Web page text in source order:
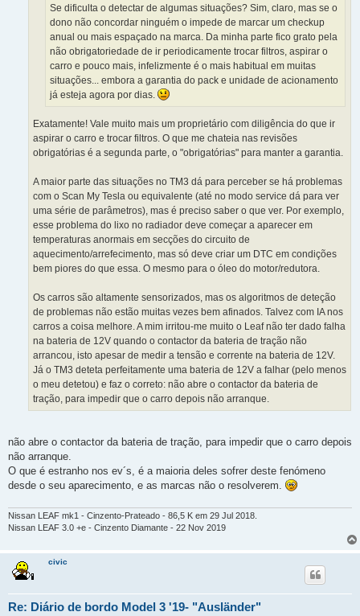
Se dificulta o detectar de algumas situações? Sim, claro, mas se o
dono não concordar ninguém o impede de marcar um checkup
anual ou mais espaçado na marca. Da minha parte fico grato pela
não obrigatoriedade de ir periodicamente trocar filtros, aspirar o
carro e pouco mais, infelizmente é o mais habitual em muitas
situações... embora a garantia do pack e unidade de acionamento
já esteja agora por dias.
Exatamente! Vale muito mais um proprietário com diligência do que ir
aspirar o carro e trocar filtros. O que me chateia nas revisões
obrigatórias é a segunda parte, o "obrigatórias" para manter a garantia.
A maior parte das situações no TM3 dá para perceber se há problemas
com o Scan My Tesla ou equivalente (até no modo service dá para ver
uma série de parâmetros), mas é preciso saber o que ver. Por exemplo,
esse problema do lixo no radiador deve começar a aparecer em
temperaturas anormais em secções do circuito de
aquecimento/arrefecimento, mas só deve criar um DTC em condições
bem piores do que essa. O mesmo para o óleo do motor/redutora.
Os carros são altamente sensorizados, mas os algoritmos de deteção
de problemas não estão muitas vezes bem afinados. Talvez com IA nos
carros a coisa melhore. A mim irritou-me muito o Leaf não ter dado falha
na bateria de 12V quando o contactor da bateria de tração não
arrancou, isto apesar de medir a tensão e corrente na bateria de 12V.
Já o TM3 deteta perfeitamente uma bateria de 12V a falhar (pelo menos
o meu detetou) e faz o correto: não abre o contactor da bateria de
tração, para impedir que o carro depois não arranque.
não abre o contactor da bateria de tração, para impedir que o carro depois
não arranque.
O que é estranho nos ev´s, é a maioria deles sofrer deste fenómeno
desde o seu aparecimento, e as marcas não o resolverem.
Nissan LEAF mk1 - Cinzento-Prateado - 86,5 K em 29 Jul 2018.
Nissan LEAF 3.0 +e - Cinzento Diamante - 22 Nov 2019
civic
Re: Diário de bordo Model 3 '19- "Ausländer"